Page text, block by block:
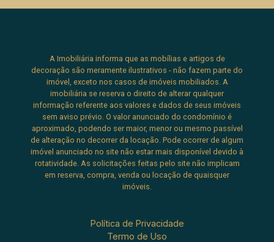
A Imobiliária informa que as mobílias e artigos de
decoração são meramente ilustrativos - não fazem parte do
imóvel, exceto nos casos de imóveis mobiliados. A
imobiliária se reserva o direito de alterar qualquer
informação referente aos valores e dados de seus imóveis
sem aviso prévio. O valor anunciado do condomínio é
aproximado, podendo ser maior, menor ou mesmo passível
de alteração no decorrer da locação. Pode ocorrer de algum
imóvel anunciado no site não estar mais disponível devido à
rotatividade. As solicitações feitas pelo site não implicam
em reserva, compra, venda ou locação de quaisquer
imóveis.
Política de Privacidade
Termo de Uso